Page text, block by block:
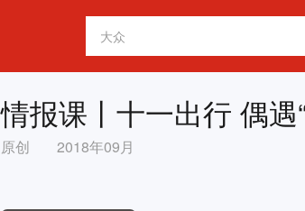
情报课丨十一出行 偶遇
原创 2018年09月